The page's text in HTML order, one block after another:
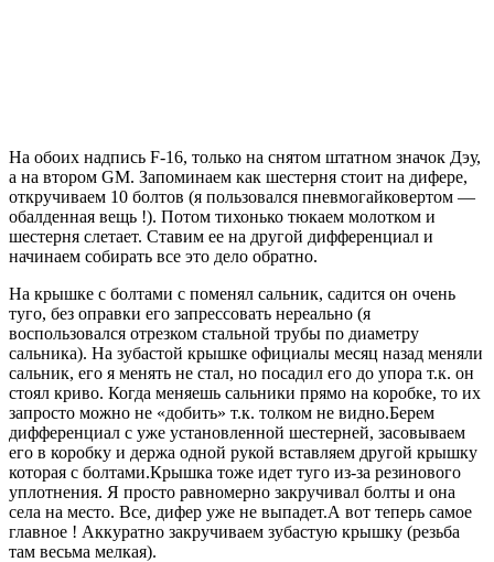
На обоих надпись F-16, только на снятом штатном значок Дэу,
а на втором GM. Запоминаем как шестерня стоит на дифере,
откручиваем 10 болтов (я пользовался пневмогайковертом —
обалденная вещь !). Потом тихонько тюкаем молотком и
шестерня слетает. Ставим ее на другой дифференциал и
начинаем собирать все это дело обратно.
На крышке с болтами с поменял сальник, садится он очень
туго, без оправки его запрессовать нереально (я
воспользовался отрезком стальной трубы по диаметру
сальника). На зубастой крышке официалы месяц назад меняли
сальник, его я менять не стал, но посадил его до упора т.к. он
стоял криво. Когда меняешь сальники прямо на коробке, то их
запросто можно не «добить» т.к. толком не видно.Берем
дифференциал с уже установленной шестерней, засовываем
его в коробку и держа одной рукой вставляем другой крышку
которая с болтами.Крышка тоже идет туго из-за резинового
уплотнения. Я просто равномерно закручивал болты и она
села на место. Все, дифер уже не выпадет.А вот теперь самое
главное ! Аккуратно закручиваем зубастую крышку (резьба
там весьма мелкая).